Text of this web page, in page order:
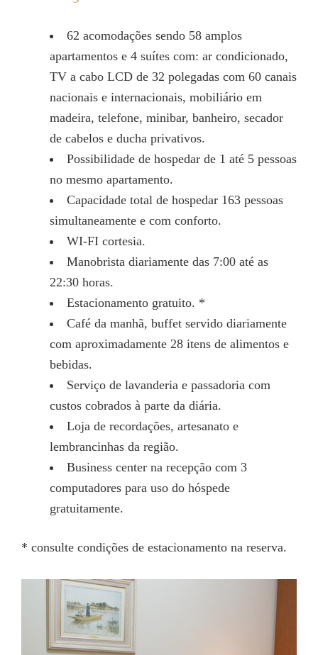
62 acomodações sendo 58 amplos
apartamentos e 4 suítes com: ar condicionado,
TV a cabo LCD de 32 polegadas com 60 canais
nacionais e internacionais, mobiliário em
madeira, telefone, minibar, banheiro, secador
de cabelos e ducha privativos.
Possibilidade de hospedar de 1 até 5 pessoas
no mesmo apartamento.
Capacidade total de hospedar 163 pessoas
simultaneamente e com conforto.
WI-FI cortesia.
Manobrista diariamente das 7:00 até as
22:30 horas.
Estacionamento gratuito. *
Café da manhã, buffet servido diariamente
com aproximadamente 28 itens de alimentos e
bebidas.
Serviço de lavanderia e passadoria com
custos cobrados à parte da diária.
Loja de recordações, artesanato e
lembrancinhas da região.
Business center na recepção com 3
computadores para uso do hóspede
gratuitamente.
* consulte condições de estacionamento na reserva.